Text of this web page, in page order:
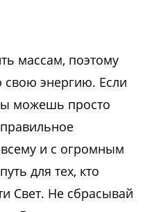
массам, поэтому
свою энергию. Если
можешь просто
и с огромным
для тех, кто
Свет. Не сбрасывай